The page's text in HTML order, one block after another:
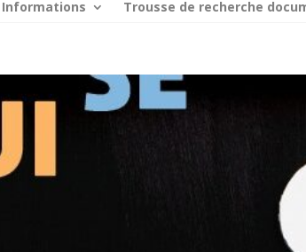
Informations Trousse de recherche